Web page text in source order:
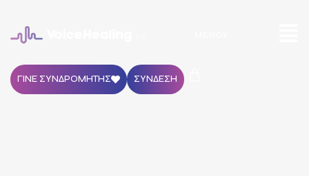
ΓΙΝΕ ΣΥΝΔΡΟΜΗΤΗΣ ΣΥΝΔΕΣΗ